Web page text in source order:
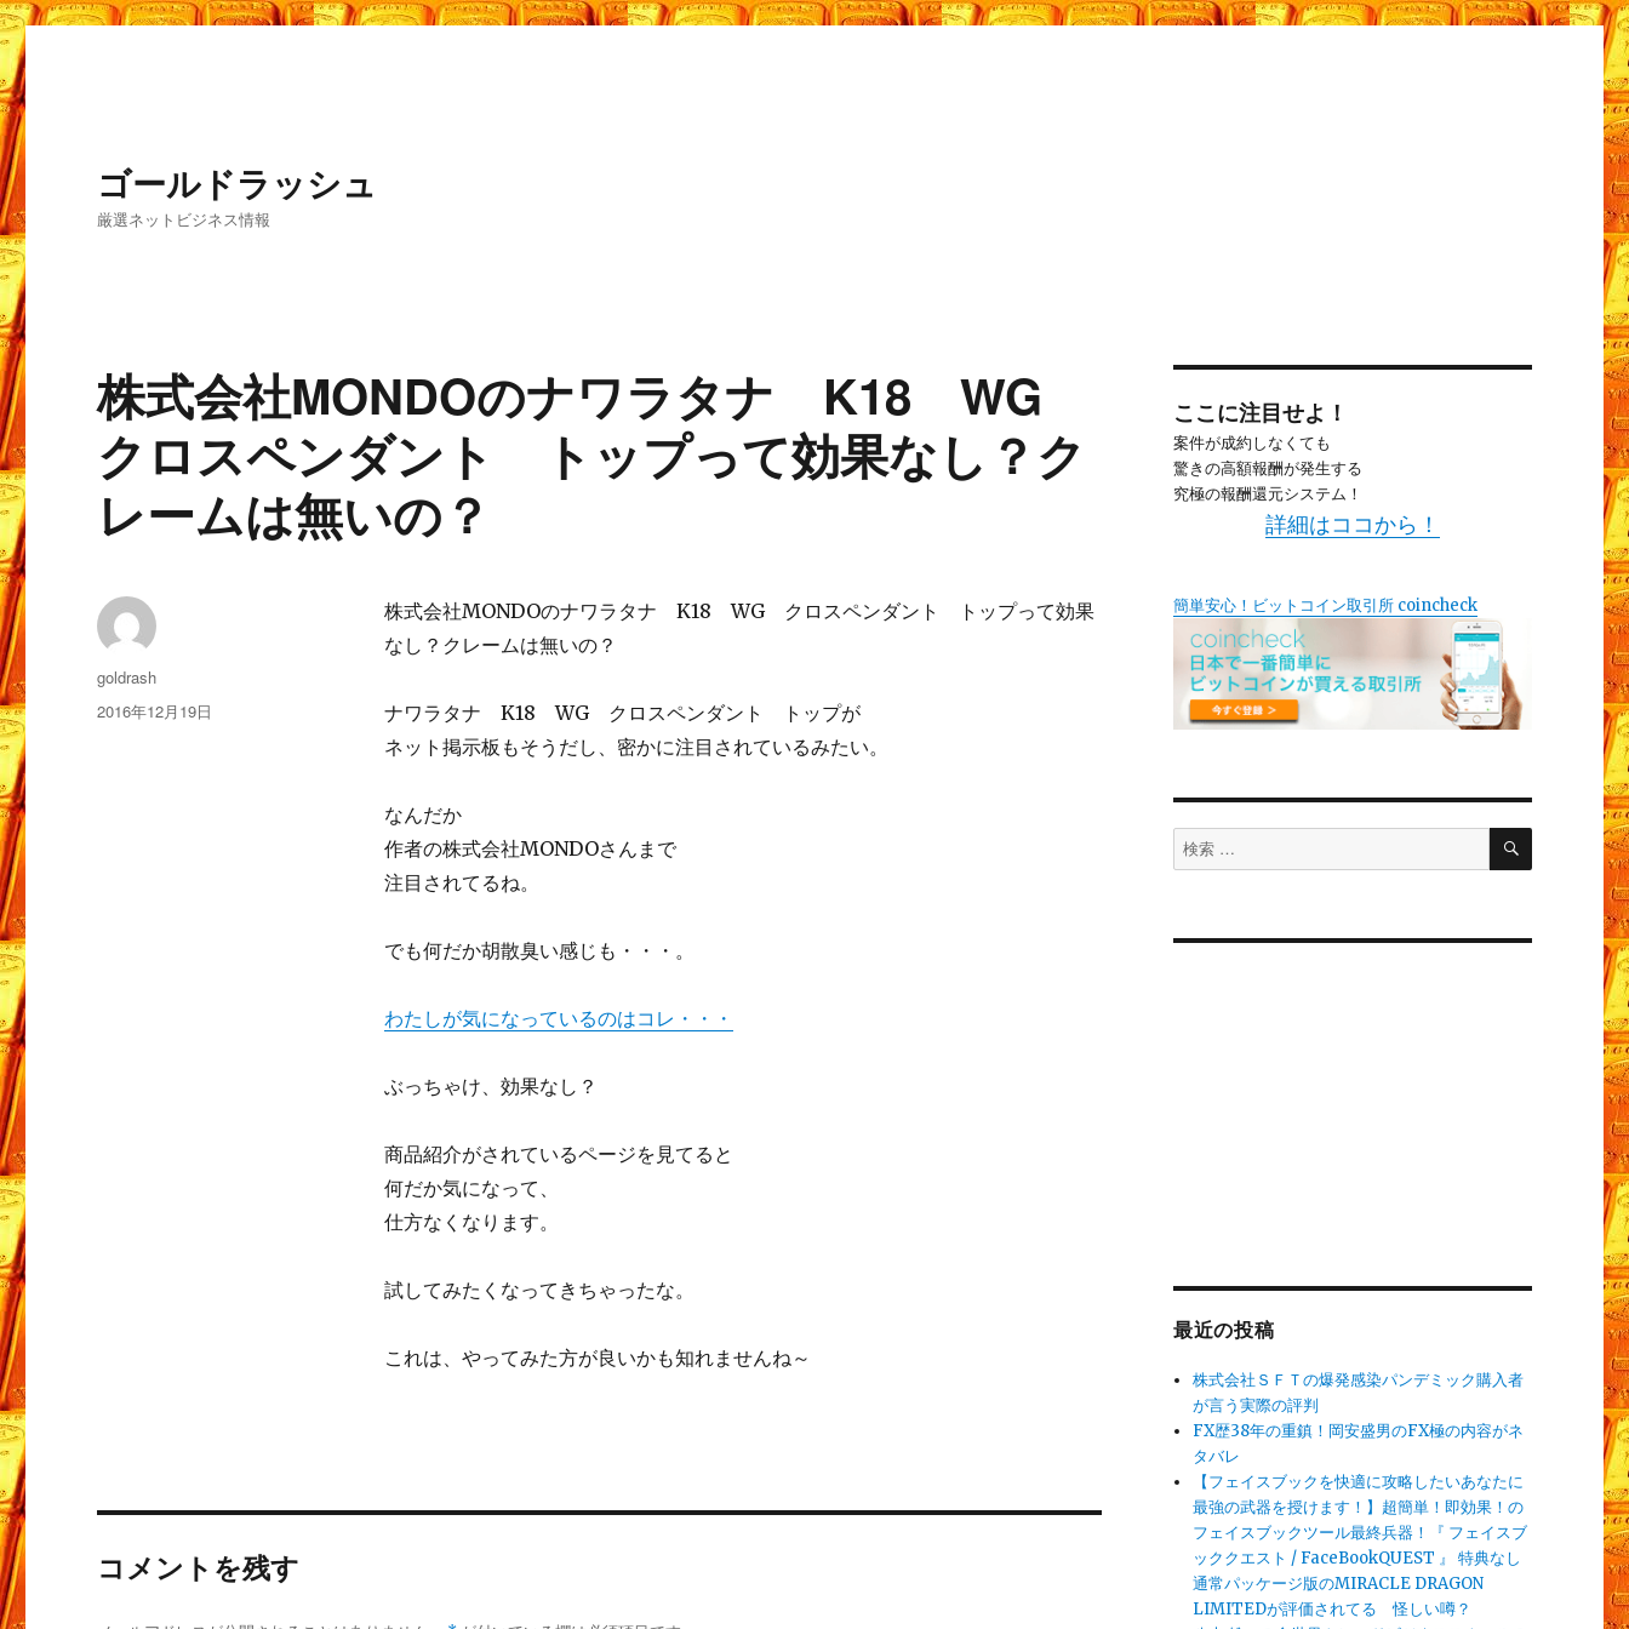
ゴールドラッシュ
厳選ネットビジネス情報
株式会社MONDOのナワラタナ K18 WG
クロスペンダント トップって効果なし？ク
レームは無いの？
株式会社MONDOのナワラタナ K18 WG クロスペンダント トップって効果
なし？クレームは無いの？
ナワラタナ K18 WG クロスペンダント トップが
ネット掲示板もそうだし、密かに注目されているみたい。
なんだか
作者の株式会社MONDOさんまで
注目されてるね。
でも何だか胡散臭い感じも・・・。
わたしが気になっているのはコレ・・・
ぶっちゃけ、効果なし？
商品紹介がされているページを見てると
何だか気になって、
仕方なくなります。
試してみたくなってきちゃったな。
これは、やってみた方が良いかも知れませんね～
投
稿
goldrash
投
2016年12月19日
コメントを残す
ここに注目せよ！
案件が成約しなくても
驚きの高額報酬が発生する
究極の報酬還元システム！
詳細はココから！
簡単安心！ビットコイン取引所 coincheck
検
索
検
最近の投稿
株式会社ＳＦＴの爆発感染パンデミック購入者
が言う実際の評判
FX歴38年の重鎮！岡安盛男のFX極の内容がネ
タバレ
【フェイスブックを快適に攻略したいあなたに
最強の武器を授けます！】超簡単！即効果！の
フェイスブックツール最終兵器！『 フェイスブ
ッククエスト / FaceBookQUEST 』 特典なし
通常パッケージ版のMIRACLE DRAGON
LIMITEDが評価されてる 怪しい噂？